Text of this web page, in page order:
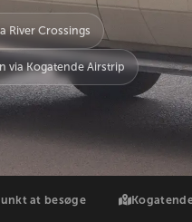
River Crossings
via Kogatende Airstrip
at besøge